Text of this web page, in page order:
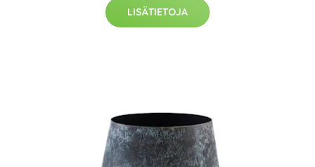
LISÄTIETOJA